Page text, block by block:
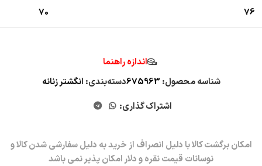
76
70
اندازه راهنما
شناسه محصول: 675963دسته‌بندی: انگشتر زنانه
اشتراک گذاری: